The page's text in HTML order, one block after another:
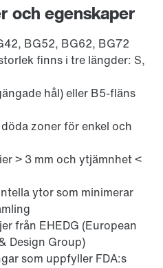
PSH..CM2H...(PDF, 225
och egenskaper
BG52, BG62, BG72
finns i tre längder: S,
hål) eller B5-fläns
zoner för enkel och
> 3 mm och ytjämnhet <
ytor som minimerar
från EHEDG (European
Design Group)
som uppfyller FDA:s